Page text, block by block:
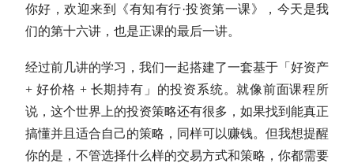
有行
温度计
加入我们
你好，欢迎来到《有知有行·投资第一课》，今天是我
们的第十六讲，也是正课的最后一讲。
经过前几讲的学习，我们一起搭建了一套基于「好资产
+ 好价格 + 长期持有」的投资系统。就像前面课程所
说，这个世界上的投资策略还有很多，如果找到能真正
搞懂并且适合自己的策略，同样可以赚钱。但我想提醒
你的是，不管选择什么样的交易方式和策略，你都需要